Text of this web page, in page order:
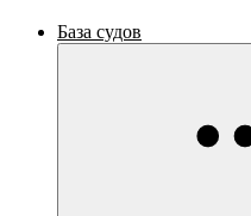
База судов